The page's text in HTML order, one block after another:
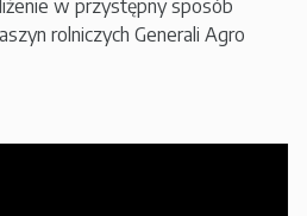
w przystępny sposób
rolniczych Generali Agro